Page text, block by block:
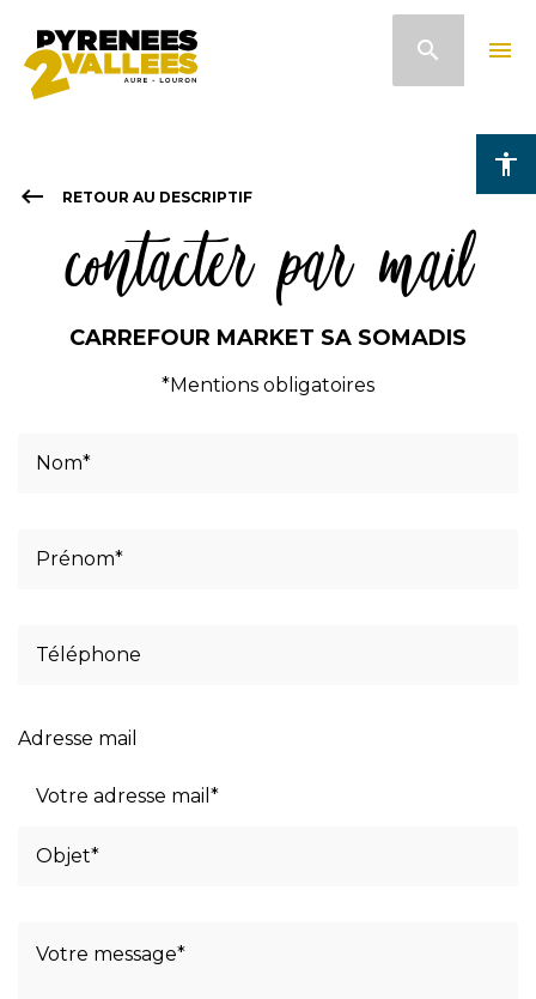
contenido
accessibility
search menu
keyboard_backspace RETOUR AU DESCRIPTIF
contacter par mail
CARREFOUR MARKET SA SOMADIS
*Mentions obligatoires
Adresse mail